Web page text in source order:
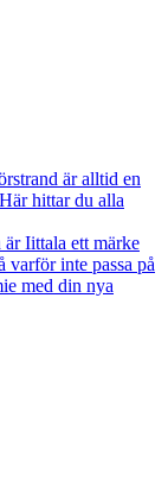
är alltid en
hittar du alla
Iittala ett märke
varför inte passa på
med din nya